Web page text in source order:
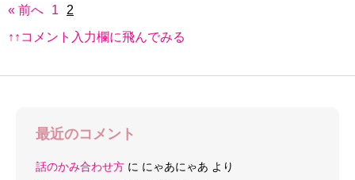
« 前へ 1
2
↑↑コメント入力欄に飛んでみる
最近のコメント
話のかみ合わせ方 に にゃあにゃあ より